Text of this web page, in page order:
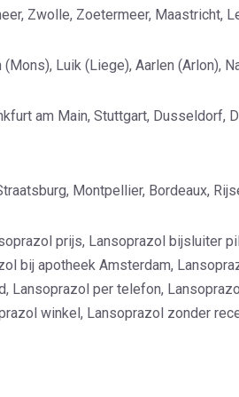
Zwolle, Zoetermeer, Maastricht,
Luik (Liege), Aarlen (Arlon),
am Main, Stuttgart, Dusseldorf,
Montpellier, Bordeaux,
prijs, Lansoprazol bijsluiter
bij apotheek Amsterdam,
Lansoprazol per telefon,
winkel, Lansoprazol zonder